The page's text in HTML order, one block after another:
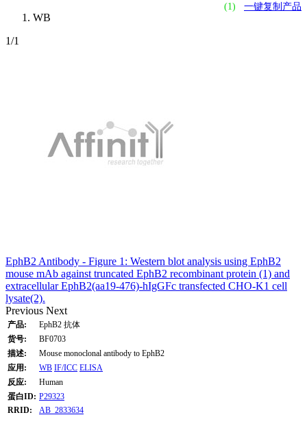
(1) 一键复制产品
WB
1/1
EphB2 Antibody - Figure 1: Western blot analysis using EphB2
mouse mAb against truncated EphB2 recombinant protein (1) and
extracellular EphB2(aa19-476)-hIgGFc transfected CHO-K1 cell
lysate(2).
Previous Next
产品:
EphB2 抗体
货号:
BF0703
描述:
Mouse monoclonal antibody to EphB2
应用:
WB IF/ICC ELISA
反应:
Human
蛋白ID: P29323
RRID:
AB_2833634